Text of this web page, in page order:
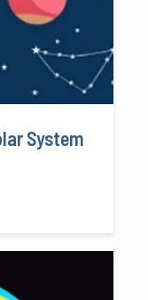
System